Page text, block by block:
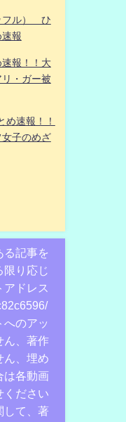
フル） ひ
報
報！！大
・ガー被
め速報！！
子のめざ
る記事を
限り応じ
アドレス
へのアッ
ん、著作
ん、埋め
は各動画
ください
して、著